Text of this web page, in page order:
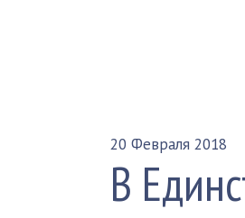
20 Февраля 2018
В